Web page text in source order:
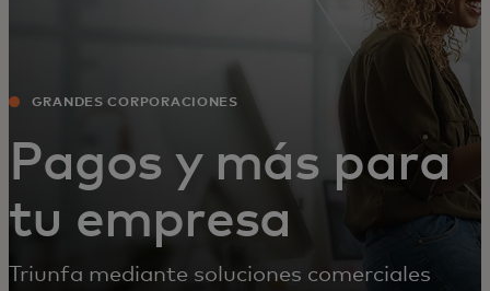
GRANDES CORPORACIONES
Pagos y más para
tu empresa
Triunfa mediante soluciones comerciales